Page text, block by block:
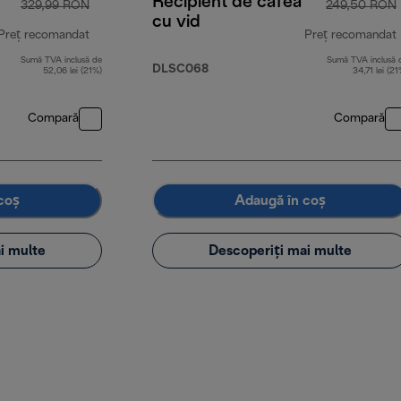
329,99 RON
Preț recomandat
preț inițial 329,99 RON
Sumă TVA inclusă de
52,06 lei (21%)
Compară
multe
cu vid
DLSC068
249,50 RON
Preț recomandat
Sumă TVA inclusă
34,71 lei
Compară
Adaugă în coș
Descoperiți mai multe